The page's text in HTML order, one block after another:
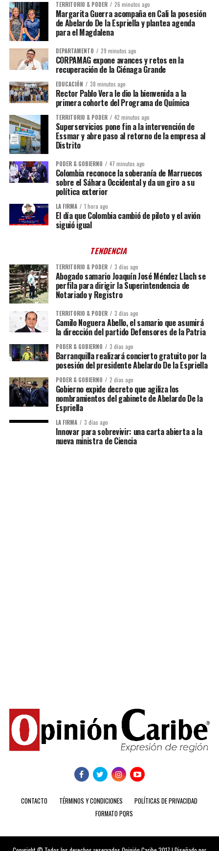
TERRITORIO & PODER 26 minutos ago
Margarita Guerra acompaña en Cali la posesión
de Abelardo De la Espriella y plantea agenda
para el Magdalena
DEPARTAMENTO 29 minutos ago
CORPAMAG expone avances y retos en la
recuperación de la Ciénaga Grande
EDUCACIÓN 38 minutos ago
Rector Pablo Vera le dio la bienvenida a la
primera cohorte del Programa de Química
TERRITORIO & PODER 42 minutos ago
Superservicios pone fin a la intervención de
Essmar y abre paso al retorno de la empresa al
Distrito
PODER & GOBIERNO 47 minutos ago
Colombia reconoce la soberanía de Marruecos
sobre el Sáhara Occidental y da un giro a su
política exterior
LA FIRMA 1 hora ago
El día que Colombia cambió de piloto y el avión
siguió igual
TENDENCIA
TERRITORIO & PODER 3 días ago
Abogado samario Joaquín José Méndez Llach se
perfila para dirigir la Superintendencia de
Notariado y Registro
TERRITORIO & PODER 3 días ago
Camilo Noguera Abello, el samario que asumirá
la dirección del partido Defensores de la Patria
PODER & GOBIERNO 3 días ago
Barranquilla realizará concierto gratuito por la
posesión del presidente Abelardo De la Espriella
PODER & GOBIERNO 2 días ago
Gobierno expide decreto que agiliza los
nombramientos del gabinete de Abelardo De la
Espriella
LA FIRMA 3 días ago
Innovar para sobrevivir: una carta abierta a la
nueva ministra de Ciencia
CONTACTO TÉRMINOS Y CONDICIONES
POLÍTICAS DE PRIVACIDAD
FORMATO PQRS